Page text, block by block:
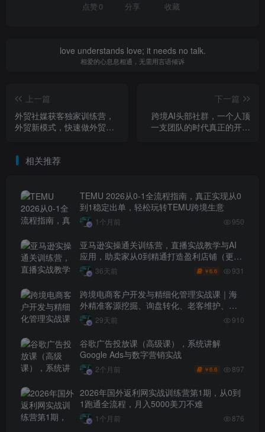
点赞 0 分享 收藏
love understands love; it needs no talk.
相爱的心息息相通，无需用言语倾诉
上一篇
外贸社媒获客独家训练营，
外贸新模式，快速做外贸
下一篇
跨境AI头部社群，一个人顶
一支团队的时代真正的开始
相关推荐
TEMU 2026从0-1全流程指南，真正实现从0
到1稳定出单，轻松玩转TEMU跨境生意
1个月前 950
亚马逊实操通关训练营，直播实战教学与AI
应用，助卖家从0到精通打造盈利店铺（更新
7月3日）
36天前 ￥6.6 931
跨境电商客户开发与精细化管理实战课｜海
外精准客源挖掘、询盘转化、老客维护、客
户分层全流程落地教程
29天前 910
谷歌广告投放课（高级课），系统讲解
Google Ads与数字营销实战
2个月前 ￥6.6 897
2026年国外返利网实战训练营第1期，从0到
1跑通全流程，月入5000美刀不难
1个月前 876